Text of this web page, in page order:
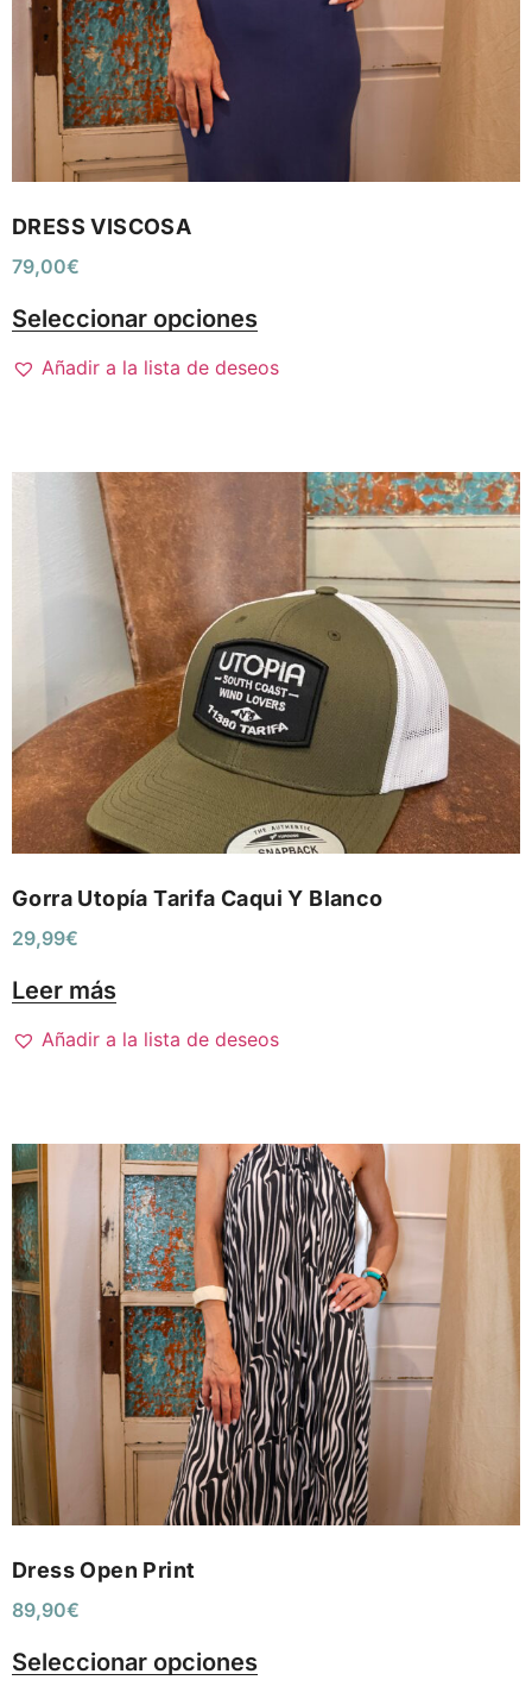
DRESS VISCOSA
79,00€
Seleccionar opciones
Añadir a la lista de deseos
Gorra Utopía Tarifa Caqui Y Blanco
29,99€
Leer más
Añadir a la lista de deseos
Dress Open Print
89,90€
Seleccionar opciones